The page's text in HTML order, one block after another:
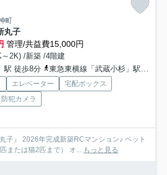
町
丸子
管理/共益費15,000円
2K) /新築 /4階建
駅 徒歩8分
東急東横線「武蔵小杉」駅 徒歩14分
エレベーター
宅配ボックス
防犯カメラ
子』 2026年完成新築RCマンション♪ ペット
または猫2匹まで） オ... もっと見る